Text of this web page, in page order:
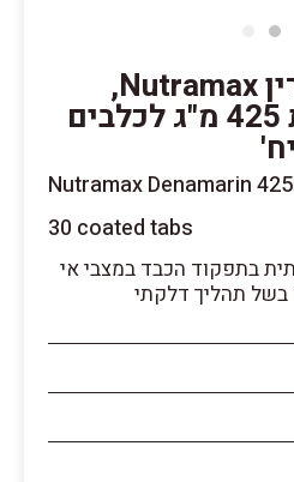
תוסף כבד דנמרין Nutramax,
טבליות מצופות 425 מ"ג לכלבים
Nutramax Denamarin
30 coated tabs
בתפקוד הכבד במצבי אי
בשל תהליך דלקתי